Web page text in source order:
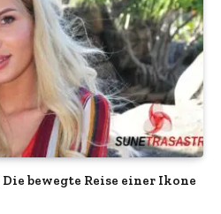
bewegte Reise einer Ikone